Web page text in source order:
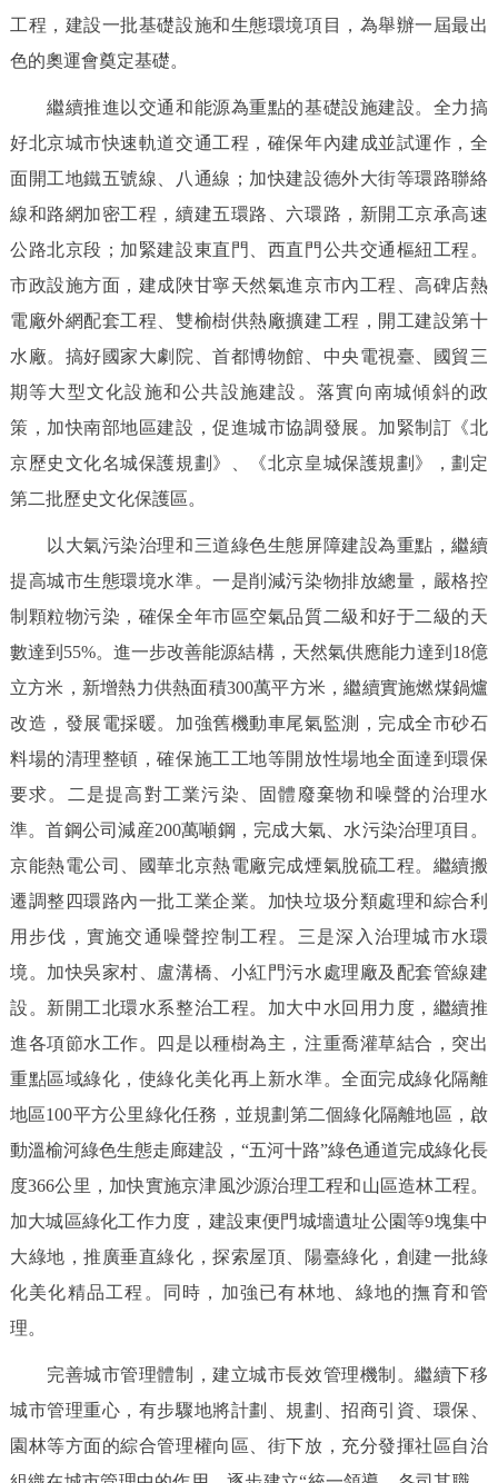
工程，建設一批基礎設施和生態環境項目，為舉辦一屆最出
色的奧運會奠定基礎。
繼續推進以交通和能源為重點的基礎設施建設。全力搞
好北京城市快速軌道交通工程，確保年內建成並試運作，全
面開工地鐵五號線、八通線；加快建設德外大街等環路聯絡
線和路網加密工程，續建五環路、六環路，新開工京承高速
公路北京段；加緊建設東直門、西直門公共交通樞紐工程。
市政設施方面，建成陜甘寧天然氣進京市內工程、高碑店熱
電廠外網配套工程、雙榆樹供熱廠擴建工程，開工建設第十
水廠。搞好國家大劇院、首都博物館、中央電視臺、國貿三
期等大型文化設施和公共設施建設。落實向南城傾斜的政
策，加快南部地區建設，促進城市協調發展。加緊制訂《北
京歷史文化名城保護規劃》、《北京皇城保護規劃》，劃定
第二批歷史文化保護區。
以大氣污染治理和三道綠色生態屏障建設為重點，繼續
提高城市生態環境水準。一是削減污染物排放總量，嚴格控
制顆粒物污染，確保全年市區空氣品質二級和好于二級的天
數達到55%。進一步改善能源結構，天然氣供應能力達到18億
立方米，新增熱力供熱面積300萬平方米，繼續實施燃煤鍋爐
改造，發展電採暖。加強舊機動車尾氣監測，完成全市砂石
料場的清理整頓，確保施工工地等開放性場地全面達到環保
要求。二是提高對工業污染、固體廢棄物和噪聲的治理水
準。首鋼公司減産200萬噸鋼，完成大氣、水污染治理項目。
京能熱電公司、國華北京熱電廠完成煙氣脫硫工程。繼續搬
遷調整四環路內一批工業企業。加快垃圾分類處理和綜合利
用步伐，實施交通噪聲控制工程。三是深入治理城市水環
境。加快吳家村、盧溝橋、小紅門污水處理廠及配套管線建
設。新開工北環水系整治工程。加大中水回用力度，繼續推
進各項節水工作。四是以種樹為主，注重喬灌草結合，突出
重點區域綠化，使綠化美化再上新水準。全面完成綠化隔離
地區100平方公里綠化任務，並規劃第二個綠化隔離地區，啟
動溫榆河綠色生態走廊建設，“五河十路”綠色通道完成綠化長
度366公里，加快實施京津風沙源治理工程和山區造林工程。
加大城區綠化工作力度，建設東便門城墻遺址公園等9塊集中
大綠地，推廣垂直綠化，探索屋頂、陽臺綠化，創建一批綠
化美化精品工程。同時，加強已有林地、綠地的撫育和管
理。
完善城市管理體制，建立城市長效管理機制。繼續下移
城市管理重心，有步驟地將計劃、規劃、招商引資、環保、
園林等方面的綜合管理權向區、街下放，充分發揮社區自治